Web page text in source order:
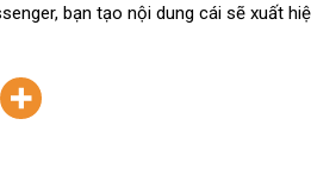
bạn tạo nội dung cái sẽ xuất